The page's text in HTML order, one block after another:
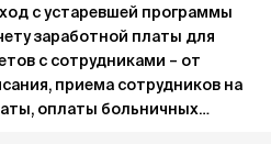
с устаревшей программы
заработной платы для
с сотрудниками – от
приема сотрудников на
оплаты больничных